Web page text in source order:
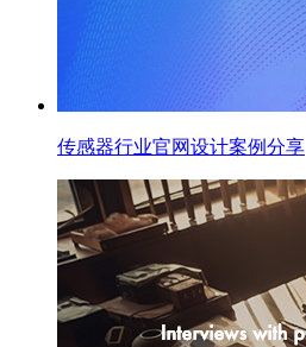
传感器行业官网设计案例分享